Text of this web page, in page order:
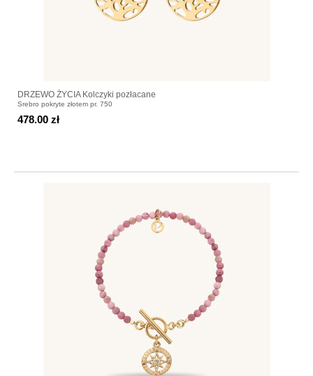
DRZEWO ŻYCIA Kolczyki pozłacane
Srebro pokryte złotem pr. 750
478.00 zł